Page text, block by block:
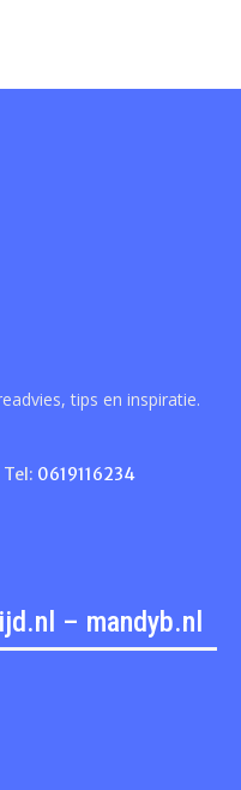
tips en inspiratie.
| Tel: 0619116234
– mandyb.nl